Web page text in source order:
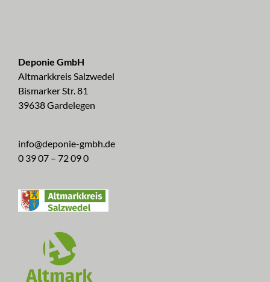
Deponie GmbH
Altmarkkreis Salzwedel
Bismarker Str. 81
39638 Gardelegen
info@deponie-gmbh.de
0 39 07 – 72 09 0